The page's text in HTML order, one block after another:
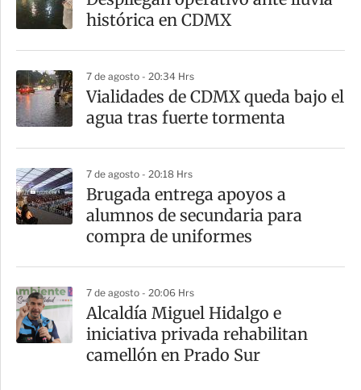
histórica en CDMX
7 de agosto - 20:34 Hrs
Vialidades de CDMX queda bajo el
agua tras fuerte tormenta
7 de agosto - 20:18 Hrs
Brugada entrega apoyos a
alumnos de secundaria para
compra de uniformes
7 de agosto - 20:06 Hrs
Alcaldía Miguel Hidalgo e
iniciativa privada rehabilitan
camellón en Prado Sur